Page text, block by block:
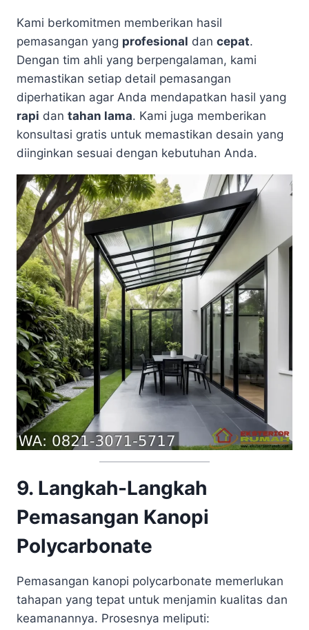
Kami berkomitmen memberikan hasil
pemasangan yang profesional dan cepat.
Dengan tim ahli yang berpengalaman, kami
memastikan setiap detail pemasangan
diperhatikan agar Anda mendapatkan hasil yang
rapi dan tahan lama. Kami juga memberikan
konsultasi gratis untuk memastikan desain yang
diinginkan sesuai dengan kebutuhan Anda.
9. Langkah-Langkah
Pemasangan Kanopi
Polycarbonate
Pemasangan kanopi polycarbonate memerlukan
tahapan yang tepat untuk menjamin kualitas dan
keamanannya. Prosesnya meliputi: